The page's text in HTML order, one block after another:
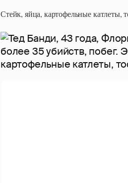
Стейк, яйца, картофельные катлеты,